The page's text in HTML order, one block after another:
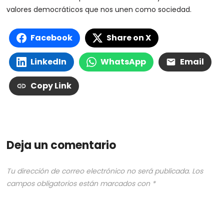
valores democráticos que nos unen como sociedad.
Facebook Share on X
LinkedIn WhatsApp Email
Copy Link
Deja un comentario
Tu dirección de correo electrónico no será publicada. Los
campos obligatorios están marcados con *